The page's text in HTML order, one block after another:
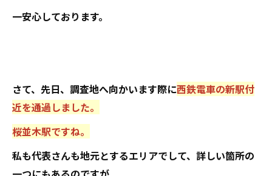
一安心しております。
さて、先日、調査地へ向かいます際に西鉄電車の新駅付
近を通過しました。
桜並木駅ですね。
私も代表さんも地元とするエリアでして、詳しい箇所の